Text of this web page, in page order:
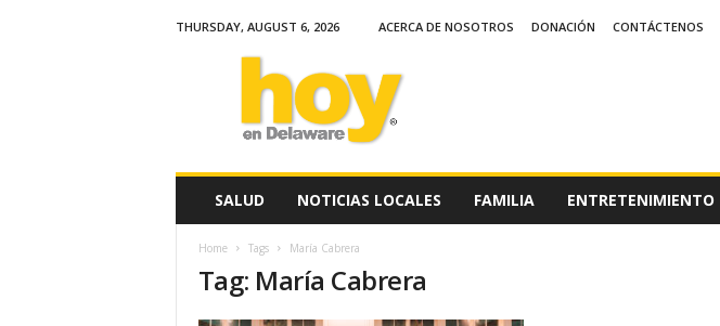
THURSDAY, AUGUST 6, 2026 ACERCA DE NOSOTROS DONACIÓN CONTÁCTENOS
SALUD NOTICIAS LOCALES FAMILIA ENTRETENIMIENTO
Home Tags María Cabrera
Tag: María Cabrera